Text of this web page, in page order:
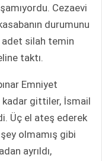
Cezaevi
durumunu
adet silah temin
taktı.
Emniyet
kadar gittiler, İsmail
Üç el ateş ederek
olmamış gibi
ayrıldı,